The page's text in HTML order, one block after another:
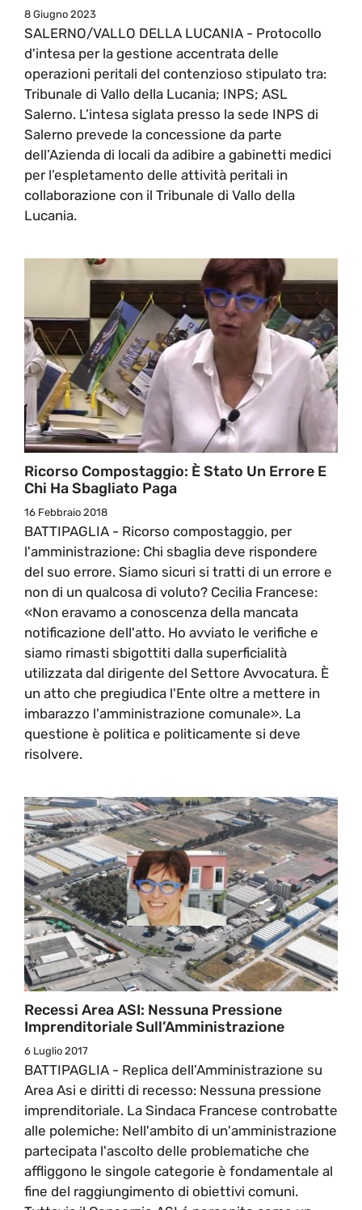
8 Giugno 2023
SALERNO/VALLO DELLA LUCANIA - Protocollo
d'intesa per la gestione accentrata delle
operazioni peritali del contenzioso stipulato tra:
Tribunale di Vallo della Lucania; INPS; ASL
Salerno. L’intesa siglata presso la sede INPS di
Salerno prevede la concessione da parte
dell’Azienda di locali da adibire a gabinetti medici
per l’espletamento delle attività peritali in
collaborazione con il Tribunale di Vallo della
Lucania.
Ricorso Compostaggio: È Stato Un Errore E
Chi Ha Sbagliato Paga
16 Febbraio 2018
BATTIPAGLIA - Ricorso compostaggio, per
l'amministrazione: Chi sbaglia deve rispondere
del suo errore. Siamo sicuri si tratti di un errore e
non di un qualcosa di voluto? Cecilia Francese:
«Non eravamo a conoscenza della mancata
notificazione dell'atto. Ho avviato le verifiche e
siamo rimasti sbigottiti dalla superficialità
utilizzata dal dirigente del Settore Avvocatura. È
un atto che pregiudica l'Ente oltre a mettere in
imbarazzo l'amministrazione comunale». La
questione è politica e politicamente si deve
risolvere.
Recessi Area ASI: Nessuna Pressione
Imprenditoriale Sull’Amministrazione
6 Luglio 2017
BATTIPAGLIA - Replica dell'Amministrazione su
Area Asi e diritti di recesso: Nessuna pressione
imprenditoriale. La Sindaca Francese controbatte
alle polemiche: Nell'ambito di un'amministrazione
partecipata l'ascolto delle problematiche che
affliggono le singole categorie è fondamentale al
fine del raggiungimento di obiettivi comuni.